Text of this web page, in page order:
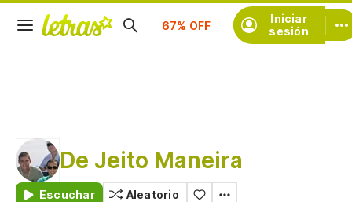
Iniciar
sesión
Suscríbete
De Jeito Maneira
Escuchar Aleatorio